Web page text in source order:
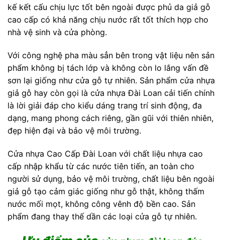
kế kết cấu chịu lực tốt bên ngoài được phủ da giả gỗ
cao cấp có khả năng chịu nước rất tốt thích hợp cho
nhà vệ sinh và cửa phòng.
Với công nghệ pha màu sẳn bên trong vật liệu nên sản
phẩm không bị tách lớp và không còn lo lắng vấn đề
sơn lại giống như cửa gỗ tự nhiên. Sản phẩm cửa nhựa
giả gỗ hay còn gọi là cửa nhựa Đài Loan cải tiến chính
là lời giải đáp cho kiểu dáng trang trí sinh động, đa
dạng, mang phong cách riêng, gần gũi với thiên nhiên,
đẹp hiện đại và bảo vệ môi trường.
Cửa nhựa Cao Cấp Đài Loan với chất liệu nhựa cao
cấp nhập khẩu từ các nước tiên tiến, an toàn cho
người sử dụng, bảo vệ môi trường, chất liệu bên ngoài
giả gỗ tạo cảm giác giống như gỗ thật, không thấm
nước mối mọt, không công vênh độ bền cao. Sản
phẩm đang thay thế dần các loại cửa gỗ tự nhiên.